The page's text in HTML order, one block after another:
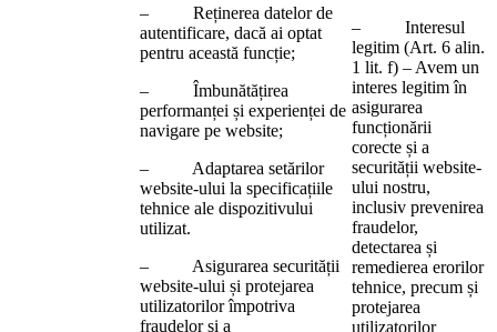
– Reținerea datelor de
autentificare, dacă ai optat
pentru această funcție;
– Îmbunătățirea
performanței și experienței de
navigare pe website;
– Adaptarea setărilor
website-ului la specificațiile
tehnice ale dispozitivului
utilizat.
– Asigurarea securității
website-ului și protejarea
utilizatorilor împotriva
fraudelor și a
– Interesul
legitim (Art. 6 alin.
1 lit. f) – Avem un
interes legitim în
asigurarea
funcționării
corecte și a
securității website-
ului nostru,
inclusiv prevenirea
fraudelor,
detectarea și
remedierea erorilor
tehnice, precum și
protejarea
utilizatorilor